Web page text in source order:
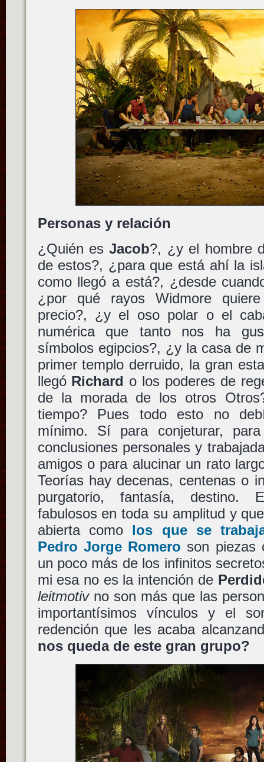
Personas y relación
¿Quién esJacob?, ¿y el hombre
de estos?, ¿para que está ahí la
como llegó a está?, ¿desde
¿por qué rayos Widmore
precio?, ¿y el oso polar o el
numérica que tanto nos ha
símbolos egipcios?, ¿y la casa de
primer templo derruido, la gran
llegó Richard o los poderes de
de la morada de los otros
tiempo? Pues todo esto no
mínimo. Sí para conjeturar,
conclusiones personales y
amigos o para alucinar un rato
Teorías hay decenas, centenas o
purgatorio, fantasía, destino.
fabulosos en toda su amplitud y
abierta como los que se
Pedro Jorge Romero son piezas
un poco más de los infinitos
mi esa no es la intención de
leitmotivno son más que las
importantísimos vínculos y el
redención que les acaba
nos queda de este gran grupo?